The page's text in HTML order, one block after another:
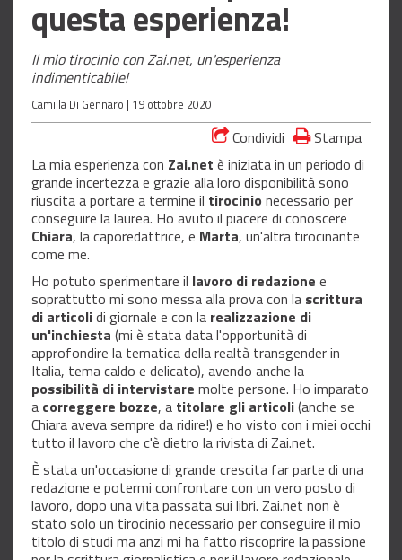
questa esperienza!
Il mio tirocinio con Zai.net, un'esperienza
indimenticabile!
Camilla Di Gennaro | 19 ottobre 2020
Condividi
Stampa
La mia esperienza con Zai.net è iniziata in un periodo di
grande incertezza e grazie alla loro disponibilità sono
riuscita a portare a termine il tirocinio necessario per
conseguire la laurea. Ho avuto il piacere di conoscere
Chiara, la caporedattrice, e Marta, un'altra tirocinante
come me.
Ho potuto sperimentare il lavoro di redazione e
soprattutto mi sono messa alla prova con la scrittura
di articolidi giornale e con la realizzazione di
un'inchiesta (mi è stata data l'opportunità di
approfondire la tematica della realtà transgender in
Italia, tema caldo e delicato), avendo anche la
possibilità di intervistare molte persone. Ho imparato
a correggere bozze, a titolare gli articoli(anche se
Chiara aveva sempre da ridire!) e ho visto con i miei occhi
tutto il lavoro che c'è dietro la rivista di Zai.net.
È stata un'occasione di grande crescita far parte di una
redazione e potermi confrontare con un vero posto di
lavoro, dopo una vita passata sui libri. Zai.net non è
stato solo un tirocinio necessario per conseguire il mio
titolo di studi ma anzi mi ha fatto riscoprire la passione